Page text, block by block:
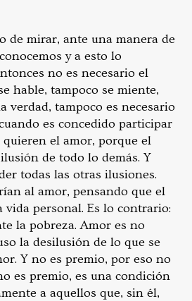
de mirar, ante una manera de
y a esto lo
no es necesario el
hable, tampoco se miente,
verdad, tampoco es necesario
es concedido participar
quieren el amor, porque el
de todo lo demás. Y
todas las otras ilusiones.
al amor, pensando que el
vida personal. Es lo contrario:
la pobreza. Amor es no
la desilusión de lo que se
Y no es premio, por eso no
es premio, es una condición
a aquellos que, sin él,